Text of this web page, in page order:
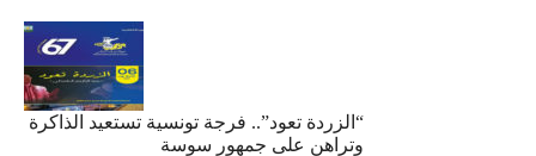
“الزردة تعود”.. فرجة تونسية تستعيد الذاكرة
وتراهن على جمهور سوسة